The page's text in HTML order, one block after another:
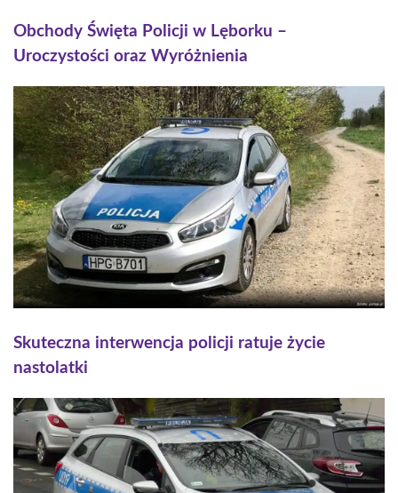
Obchody Święta Policji w Lęborku –
Uroczystości oraz Wyróżnienia
Skuteczna interwencja policji ratuje życie
nastolatki